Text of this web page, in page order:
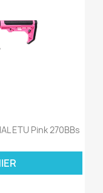
ETU Pink 270BBs